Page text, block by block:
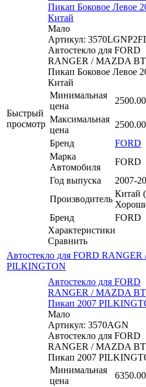
Быстрый
просмотр
Пикап Боковое Левое
Китай
Мало
Артикул:
Автостекло для FORD
RANGER / MAZDA
Пикап Боковое Левое
Китай
Минимальная
цена
2500.00
Максимальная
цена
2500.00
Бренд
FORD
Марка
Автомобиля
FORD
Год выпуска
2007-
Производитель
Китай (
Бренд
FORD
Характеристики
Сравнить
Автостекло для FORD
PILKINGTON
Автостекло для FORD
RANGER / MAZDA
Пикап 2007
Мало
Артикул: 3570AGN
Автостекло для FORD
RANGER / MAZDA
Пикап 2007
Минимальная
цена
6350.00